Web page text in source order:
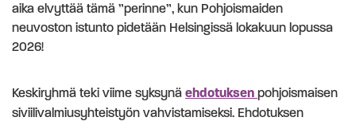
aika elvyttää tämä ”perinne”, kun Pohjoismaiden
neuvoston istunto pidetään Helsingissä lokakuun lopussa
2026!
Keskiryhmä teki viime syksynä ehdotuksen pohjoismaisen
siviilivalmiusyhteistyön vahvistamiseksi. Ehdotuksen